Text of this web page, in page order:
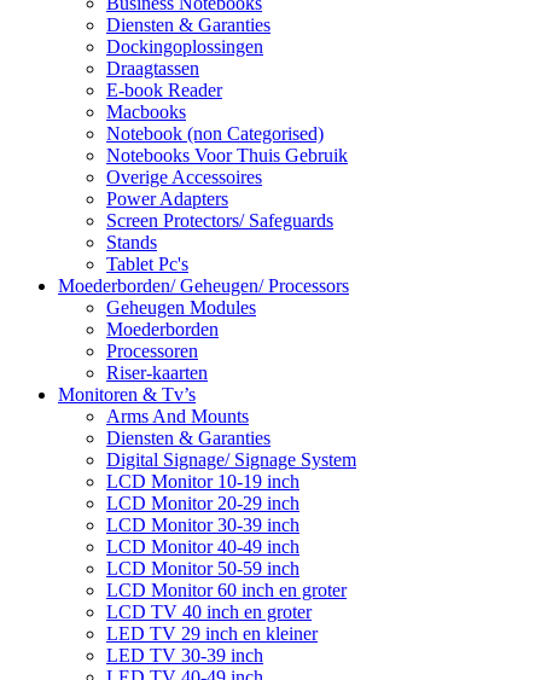
Diensten & Garanties
Dockingoplossingen
Draagtassen
E-book Reader
Macbooks
Notebook (non Categorised)
Notebooks Voor Thuis Gebruik
Overige Accessoires
Power Adapters
Screen Protectors/ Safeguards
Stands
Tablet Pc's
Moederborden/ Geheugen/ Processors
Geheugen Modules
Moederborden
Processoren
Riser-kaarten
Monitoren & Tv’s
Arms And Mounts
Diensten & Garanties
Digital Signage/ Signage System
LCD Monitor 10-19 inch
LCD Monitor 20-29 inch
LCD Monitor 30-39 inch
LCD Monitor 40-49 inch
LCD Monitor 50-59 inch
LCD Monitor 60 inch en groter
LCD TV 40 inch en groter
LED TV 29 inch en kleiner
LED TV 30-39 inch